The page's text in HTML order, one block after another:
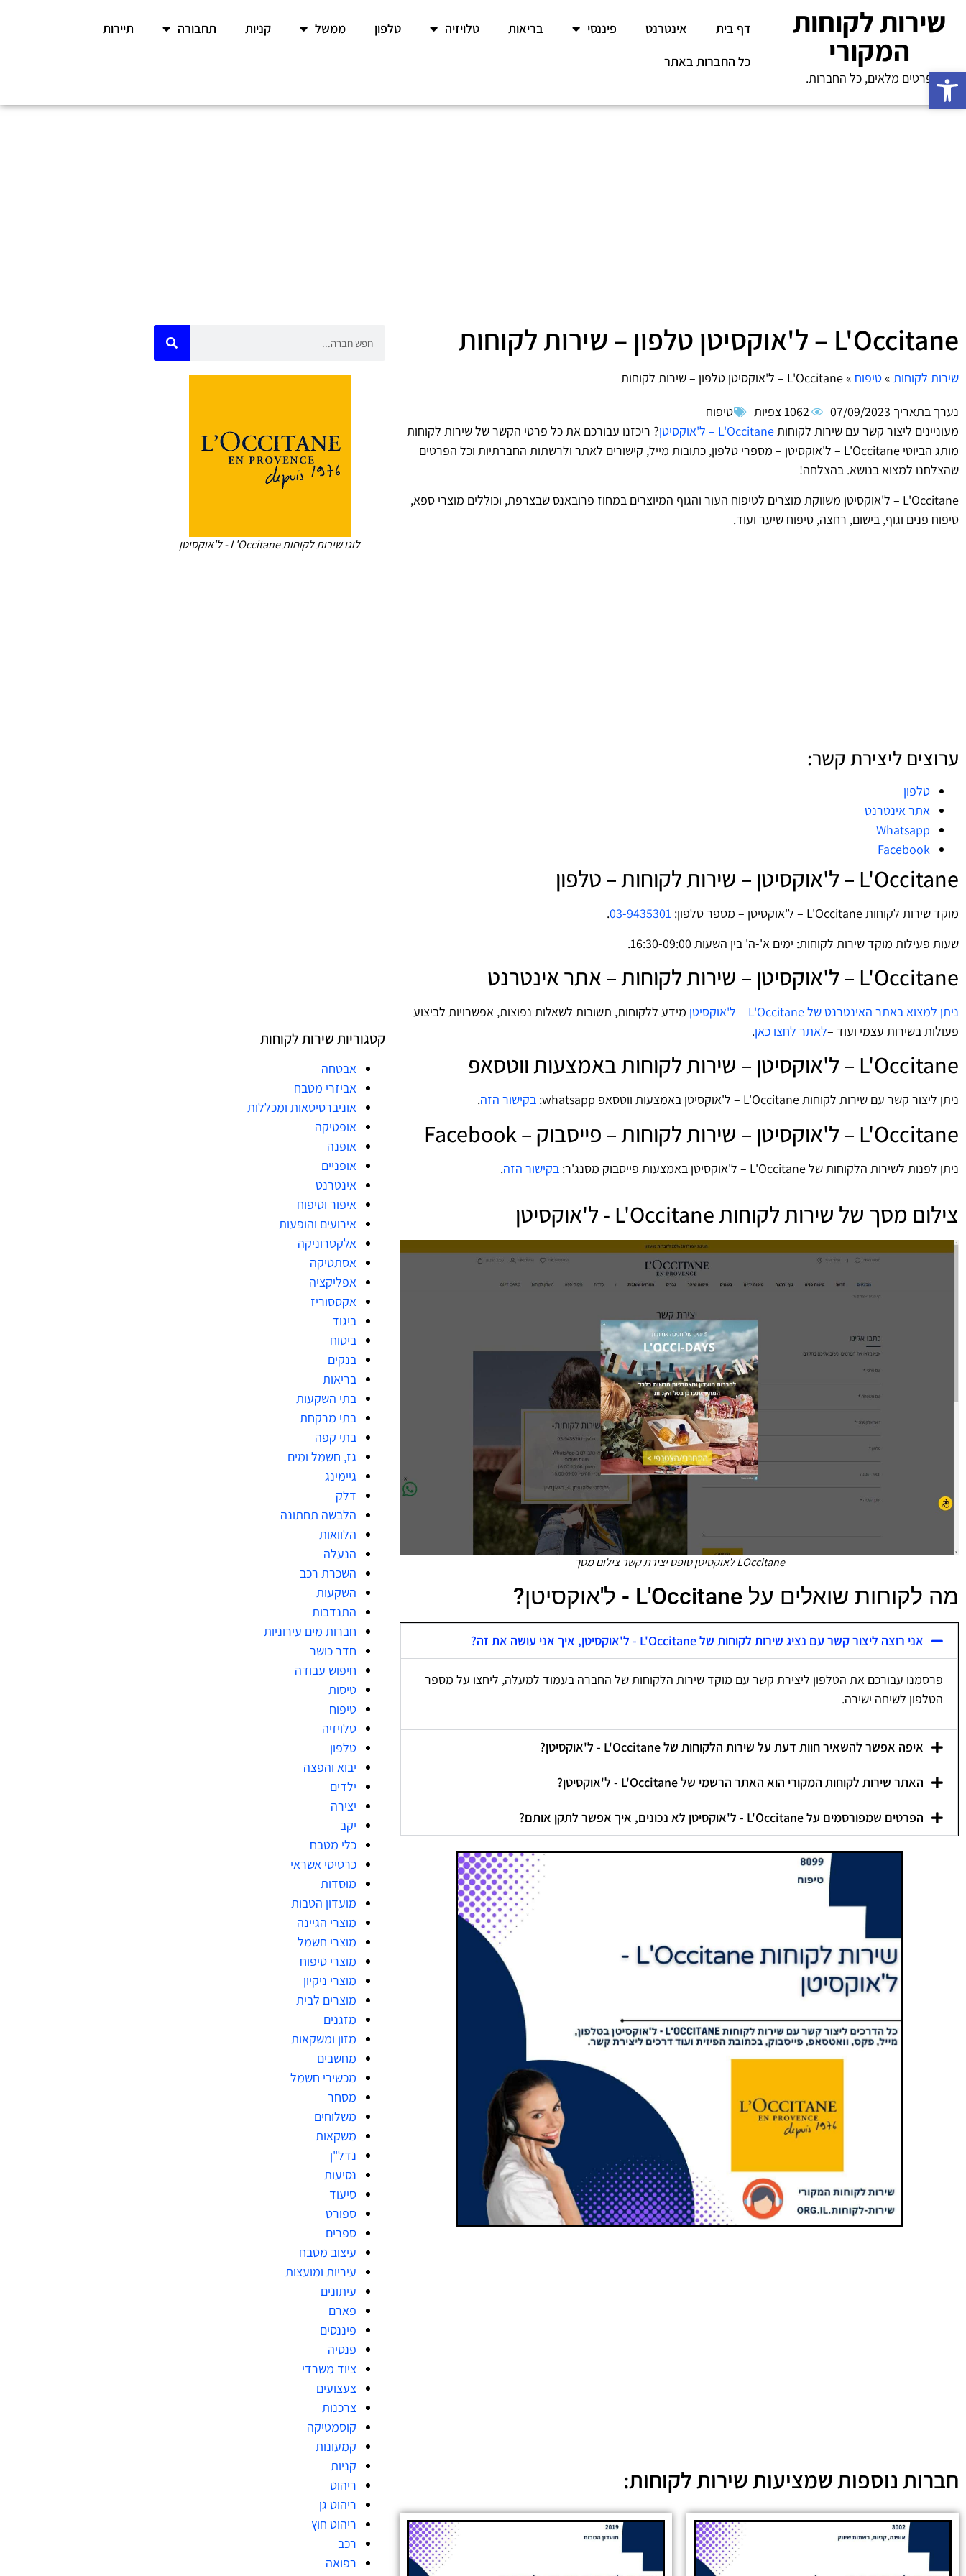
פתח סרגל נגישות
שירות לקוחות
המקורי
פרטים מלאים, כל החברות.
דף בית אינטרנט פיננסי בריאות טלויזיה טלפון ממשל קניות תחבורה
תיירות
כל החברות באתר
L'Occitane – ל'אוקסיטן טלפון – שירות לקוחות
שירות לקוחות »טיפוח »
נערך בתאריך 07/09/2023 1062 צפיות
טיפוח
מעוניינים ליצור קשר עם שירות לקוחותL'Occitane – ל'אוקסיטן
? ריכזנו עבורכם את כל פרטי הקשר של שירות לקוחות
מותג הביוטי L'Occitane – ל'אוקסיטן – מספרי טלפון, כתובות מייל, קישורים לאתר ולרשתות החברתיות וכל הפרטים
שהצלחנו למצוא בנושא. בהצלחה!
L'Occitane – ל'אוקסיטן משווקת מוצרים לטיפוח העור והגוף המיוצרים במחוז פרובאנס שבצרפת, וכוללים מוצרי ספא,
טיפוח פנים וגוף, בישום, רחצה, טיפוח שיער ועוד.
ערוצים ליצירת קשר:
טלפון
אתר אינטרנט
Whatsapp
Facebook
L'Occitane – ל'אוקסיטן – שירות לקוחות – טלפון
מוקד שירות לקוחות L'Occitane – ל'אוקסיטן – מספר טלפון: 03-9435301
.
שעות פעילות מוקד שירות לקוחות: ימים א'-ה' בין השעות 16:30-09:00.
L'Occitane – ל'אוקסיטן – שירות לקוחות – אתר אינטרנט
ניתן למצוא באתר האינטרנט של L'Occitane – ל'אוקסיטן
מידע ללקוחות, תשובות לשאלות נפוצות, אפשרויות לביצוע
פעולות בשירות עצמי ועוד –לאתר לחצו כאן.
L'Occitane – ל'אוקסיטן – שירות לקוחות באמצעות ווטסאפ
ניתן ליצור קשר עם שירות לקוחות L'Occitane – ל'אוקסיטן באמצעות ווטסאפ whatsapp: בקישור הזה.
L'Occitane – ל'אוקסיטן – שירות לקוחות – פייסבוק – Facebook
ניתן לפנות לשירות הלקוחות של L'Occitane – ל'אוקסיטן באמצעות פייסבוק מסנג'ר: בקישור הזה.
צילום מסך של שירות לקוחות L'Occitane - ל'אוקסיטן
LOccitane לאוקסיטן טופס יצירת קשר צילום מסך
מה לקוחות שואלים על L'Occitane - ל'אוקסיטן?
אני רוצה ליצור קשר עם נציג שירות לקוחות של L'Occitane - ל'אוקסיטן, איך אני עושה את זה?
פרסמנו עבורכם את הטלפון ליצירת קשר עם מוקד שירות הלקוחות של החברה בעמוד למעלה, ליחצו על מספר
הטלפון לשיחה ישירה.
איפה אפשר להשאיר חוות דעת על שירות הלקוחות של L'Occitane - ל'אוקסיטן?
האתר שירות לקוחות המקורי הוא האתר הרשמי של L'Occitane - ל'אוקסיטן?
הפרטים שמפורסמים על L'Occitane - ל'אוקסיטן לא נכונים, איך אפשר לתקן אותם?
חברות נוספות שמציעות שירות לקוחות:
לוגו שירות לקוחות L'Occitane - ל'אוקסיטן
קטגוריות שירות לקוחות
אבטחה
אביזרי מטבח
אוניברסיטאות ומכללות
אופטיקה
אופנה
אופניים
אינטרנט
איפור וטיפוח
אירועים והופעות
אלקטרוניקה
אסתטיקה
אפליקציה
אקססוריז
ביגוד
ביטוח
בנקים
בריאות
בתי השקעות
בתי מרקחת
בתי קפה
גז, חשמל ומים
גיימינג
דלק
הלבשה תחתונה
הלוואות
הנעלה
השכרת רכב
השקעות
התנדבות
חברות מים עירוניות
חדר כושר
חיפוש עבודה
טיסות
טיפוח
טלויזיה
טלפון
יבוא והפצה
ילדים
יצירה
יקב
כלי מטבח
כרטיסי אשראי
מוסדות
מועדון הטבות
מוצרי הגיינה
מוצרי חשמל
מוצרי טיפוח
מוצרי ניקיון
מוצרים לבית
מזגנים
מזון ומשקאות
מחשבים
מכשירי חשמל
מסחר
משלוחים
משקאות
נדל"ן
נסיעות
סיעוד
ספורט
ספרים
עיצוב מטבח
עיריות ומועצות
עיתונים
פארם
פיננסים
פנסיה
ציוד משרדי
צעצועים
צרכנות
קוסמטיקה
קמעונות
קניות
ריהוט
ריהוט גן
ריהוט חוץ
רכב
רפואה